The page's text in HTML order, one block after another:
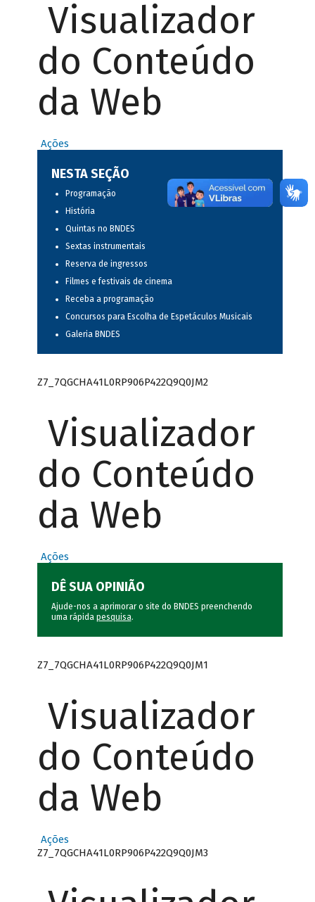
Visualizador
do Conteúdo
da Web
Ações
NESTA SEÇÃO
Programação
História
Quintas no BNDES
Sextas instrumentais
Reserva de ingressos
Filmes e festivais de cinema
Receba a programação
Concursos para Escolha de Espetáculos Musicais
Galeria BNDES
Z7_7QGCHA41L0RP906P422Q9Q0JM2
Visualizador
do Conteúdo
da Web
Ações
DÊ SUA OPINIÃO
Ajude-nos a aprimorar o site do BNDES preenchendo
uma rápida pesquisa.
Z7_7QGCHA41L0RP906P422Q9Q0JM1
Visualizador
do Conteúdo
da Web
Ações
Z7_7QGCHA41L0RP906P422Q9Q0JM3